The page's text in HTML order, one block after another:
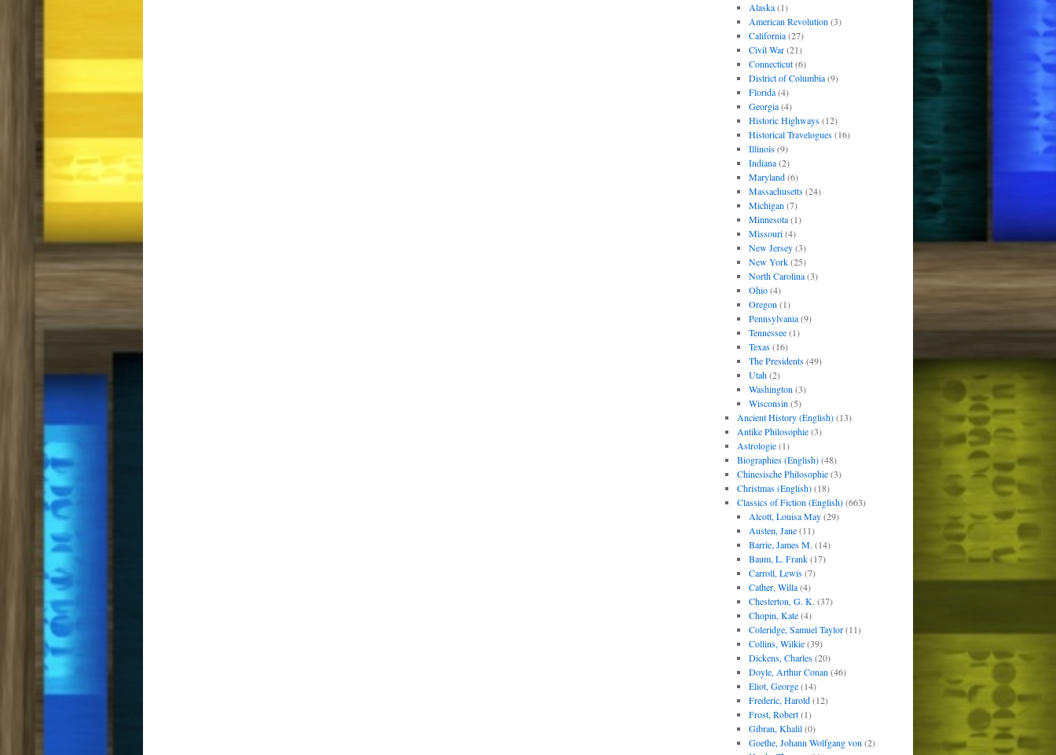
Alaska(1)
American Revolution (3)
California(27)
Civil War(21)
Connecticut(6)
District of Columbia(9)
Florida(4)
Georgia(4)
Historic Highways(12)
Historical Travelogues(16)
Illinois(9)
Indiana(2)
Maryland(6)
Massachusetts(24)
Michigan (7)
Minnesota(1)
Missouri(4)
New Jersey(3)
New York(25)
North Carolina(3)
Ohio(4)
Oregon (1)
Pennsylvania(9)
Tennessee(1)
Texas(16)
The Presidents(49)
Utah(2)
Washington (3)
Wisconsin (5)
Ancient History (English)(13)
Antike Philosophie(3)
Astrologie(1)
Biographies (English)(48)
Chinesische Philosophie(3)
Christmas (English)(18)
Classics of Fiction (English)(663)
Alcott, Louisa May(29)
Austen, Jane(11)
Barrie, James M. (14)
Baum, L. Frank(17)
Carroll, Lewis(7)
Cather, Willa(4)
Chesterton, G. K. (37)
Chopin, Kate(4)
Coleridge, Samuel Taylor(11)
Collins, Wilkie(39)
Dickens, Charles(20)
Doyle, Arthur Conan (46)
Eliot, George(14)
Frederic, Harold(12)
Frost, Robert(1)
Gibran, Khalil(0)
Goethe, Johann Wolfgang von (2)